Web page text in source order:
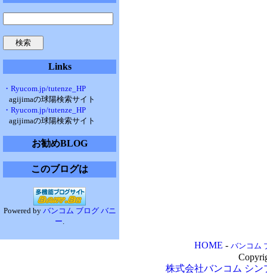
Links
・Ryucom.jp/tutenze_HP
agijimaの球陽検索サイト
・Ryucom.jp/tutenze_HP
agijimaの球陽検索サイト
お勧めBLOG
このブログは
Powered by バンコム ブログ バニ
ー.
HOME - バンコム
株式会社バンコム シン